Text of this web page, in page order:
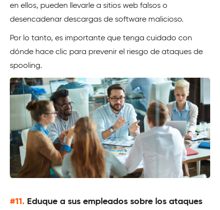
en ellos, pueden llevarle a sitios web falsos o
desencadenar descargas de software malicioso.
Por lo tanto, es importante que tenga cuidado con
dónde hace clic para prevenir el riesgo de ataques de
spooling.
#11. Eduque a sus empleados sobre los ataques